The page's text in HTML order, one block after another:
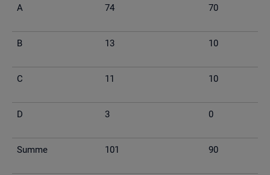
A 74 70
B 13 10
C 11 10
D 3 0
Summe 101 90